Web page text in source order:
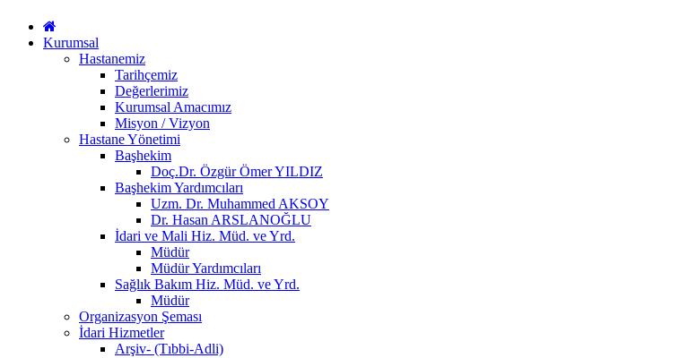
Kurumsal
Hastanemiz
Tarihçemiz
Değerlerimiz
Kurumsal Amacımız
Misyon / Vizyon
Hastane Yönetimi
Başhekim
Doç.Dr. Özgür Ömer YILDIZ
Başhekim Yardımcıları
Uzm. Dr. Muhammed AKSOY
Dr. Hasan ARSLANOĞLU
İdari ve Mali Hiz. Müd. ve Yrd.
Müdür
Müdür Yardımcıları
Sağlık Bakım Hiz. Müd. ve Yrd.
Müdür
Organizasyon Şeması
İdari Hizmetler
Arşiv- (Tıbbi-Adli)